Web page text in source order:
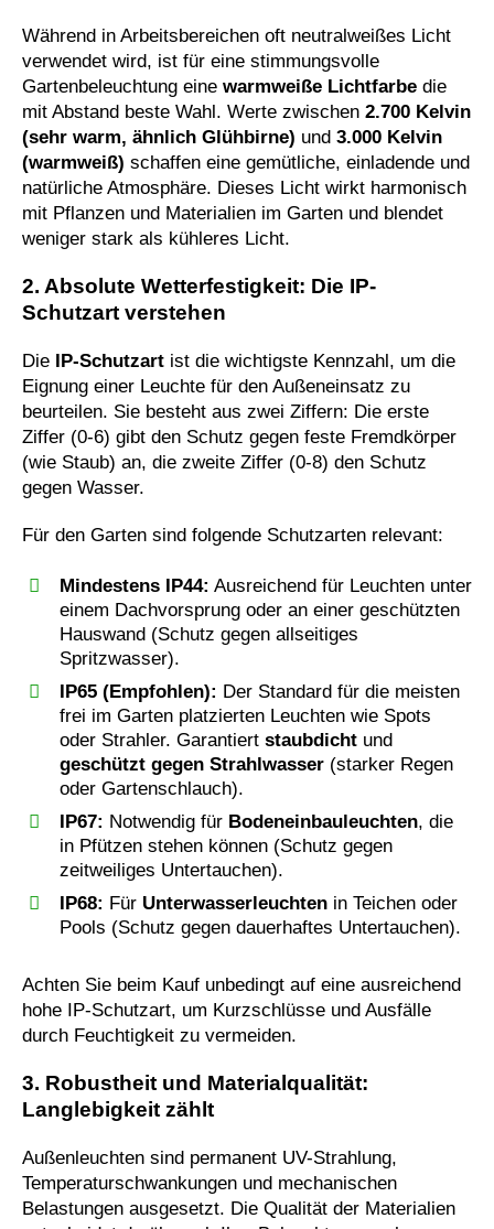
Während in Arbeitsbereichen oft neutralweißes Licht
verwendet wird, ist für eine stimmungsvolle
Gartenbeleuchtung eine warmweiße Lichtfarbe die
mit Abstand beste Wahl. Werte zwischen 2.700 Kelvin
(sehr warm, ähnlich Glühbirne) und 3.000 Kelvin
(warmweiß) schaffen eine gemütliche, einladende und
natürliche Atmosphäre. Dieses Licht wirkt harmonisch
mit Pflanzen und Materialien im Garten und blendet
weniger stark als kühleres Licht.
2. Absolute Wetterfestigkeit: Die IP-
Schutzart verstehen
Die IP-Schutzart ist die wichtigste Kennzahl, um die
Eignung einer Leuchte für den Außeneinsatz zu
beurteilen. Sie besteht aus zwei Ziffern: Die erste
Ziffer (0-6) gibt den Schutz gegen feste Fremdkörper
(wie Staub) an, die zweite Ziffer (0-8) den Schutz
gegen Wasser.
Für den Garten sind folgende Schutzarten relevant:
Mindestens IP44: Ausreichend für Leuchten unter
einem Dachvorsprung oder an einer geschützten
Hauswand (Schutz gegen allseitiges
Spritzwasser).
IP65 (Empfohlen): Der Standard für die meisten
frei im Garten platzierten Leuchten wie Spots
oder Strahler. Garantiert staubdicht und
geschützt gegen Strahlwasser (starker Regen
oder Gartenschlauch).
IP67: Notwendig für Bodeneinbauleuchten, die
in Pfützen stehen können (Schutz gegen
zeitweiliges Untertauchen).
IP68: Für Unterwasserleuchten in Teichen oder
Pools (Schutz gegen dauerhaftes Untertauchen).
Achten Sie beim Kauf unbedingt auf eine ausreichend
hohe IP-Schutzart, um Kurzschlüsse und Ausfälle
durch Feuchtigkeit zu vermeiden.
3. Robustheit und Materialqualität:
Langlebigkeit zählt
Außenleuchten sind permanent UV-Strahlung,
Temperaturschwankungen und mechanischen
Belastungen ausgesetzt. Die Qualität der Materialien